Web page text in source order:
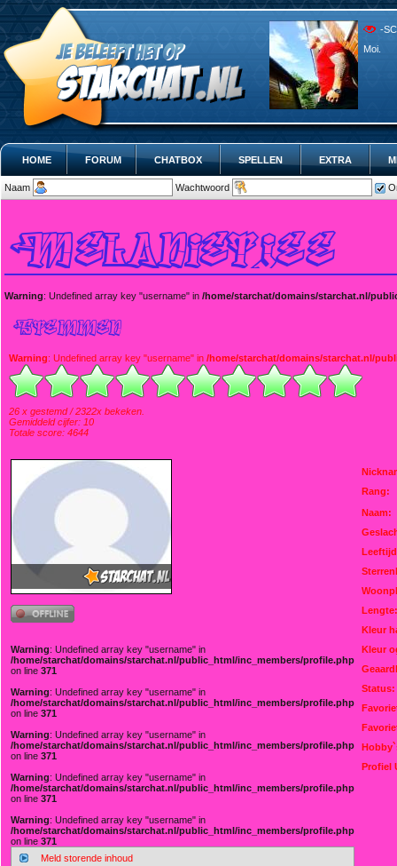
-
Moi.
HOME FORUM CHATBOX SPELLEN EXTRA
Naam Wachtwoord
Warning: Undefined array key "username" in /home/starchat/domains/starchat.nl/
Warning: Undefined array key "username" in /home/starchat/domains/starchat.nl/
26 x gestemd / 2322x bekeken.
Gemiddeld cijfer: 10
Totale score: 4644
Warning: Undefined array key "username" in
/home/starchat/domains/starchat.nl/public_html/inc_members/profile.php
on line 371
Warning: Undefined array key "username" in
/home/starchat/domains/starchat.nl/public_html/inc_members/profile.php
on line 371
Warning: Undefined array key "username" in
/home/starchat/domains/starchat.nl/public_html/inc_members/profile.php
on line 371
Warning: Undefined array key "username" in
/home/starchat/domains/starchat.nl/public_html/inc_members/profile.php
on line 371
Warning: Undefined array key "username" in
/home/starchat/domains/starchat.nl/public_html/inc_members/profile.php
on line 371
Meld storende inhoud
Rang:
Naam:
Lengte:
Kleur
Kleur
Status:
Profiel